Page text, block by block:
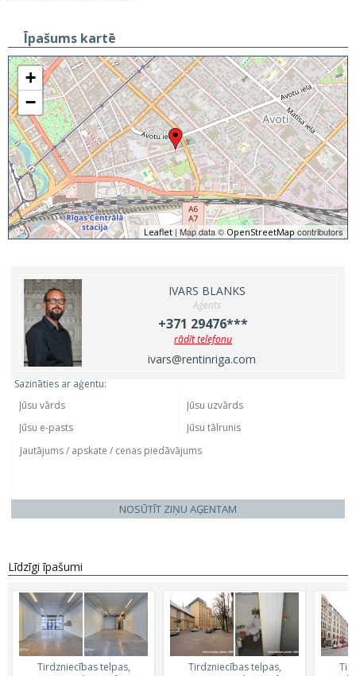
Īpašums kartē
+
−
Leaflet| Map data © OpenStreetMapcontributors
IVARS BLANKS
Aģents
+371 29476***
rādīt telefonu
ivars@rentinriga.com
Sazināties ar aģentu:
NOSŪTĪT ZIŅU AĢENTAM
Līdzīgi īpašumi
Tirdzniecības telpas,
Tirdzniecības telpas,